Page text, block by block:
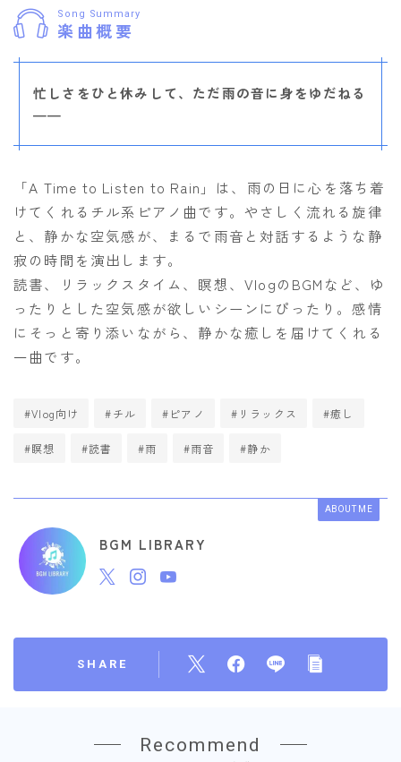
Song Summary
楽曲概要
忙しさをひと休みして、ただ雨の音に身をゆだねる
——
「A Time to Listen to Rain」は、雨の日に心を落ち着
けてくれるチル系ピアノ曲です。やさしく流れる旋律
と、静かな空気感が、まるで雨音と対話するような静
寂の時間を演出します。
読書、リラックスタイム、瞑想、VlogのBGMなど、ゆ
ったりとした空気感が欲しいシーンにぴったり。感情
にそっと寄り添いながら、静かな癒しを届けてくれる
一曲です。
#Vlog向け #チル #ピアノ #リラックス #癒し
#瞑想 #読書 #雨 #雨音 #静か
ABOUT ME
BGM LIBRARY
SHARE
Recommend